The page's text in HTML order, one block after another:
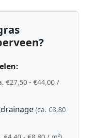
€27,50 - €44,00 /
(ca. €8,80